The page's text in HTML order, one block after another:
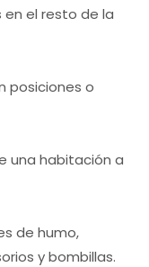
el resto de la
posiciones o
una habitación a
de humo,
y bombillas.